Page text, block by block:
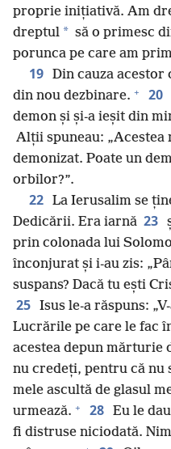
proprie inițiativă. Am
dreptul * să o primesc
porunca pe care am
19 Din cauza
din nou dezbinare. + 20
demon și și-a ieșit din
Alții spuneau:
demonizat. Poate un
orbilor?”.
22 La Ierusalim se
Dedicării. Era iarnă 23
prin colonada lui
înconjurat și i-au zis:
suspans? Dacă tu ești
25 Isus le-a răspuns:
Lucrările pe care le fac
acestea depun mărturie
nu credeți, pentru că nu
mele ascultă de glasul
urmează. + 28 Eu le
fi distruse niciodată.